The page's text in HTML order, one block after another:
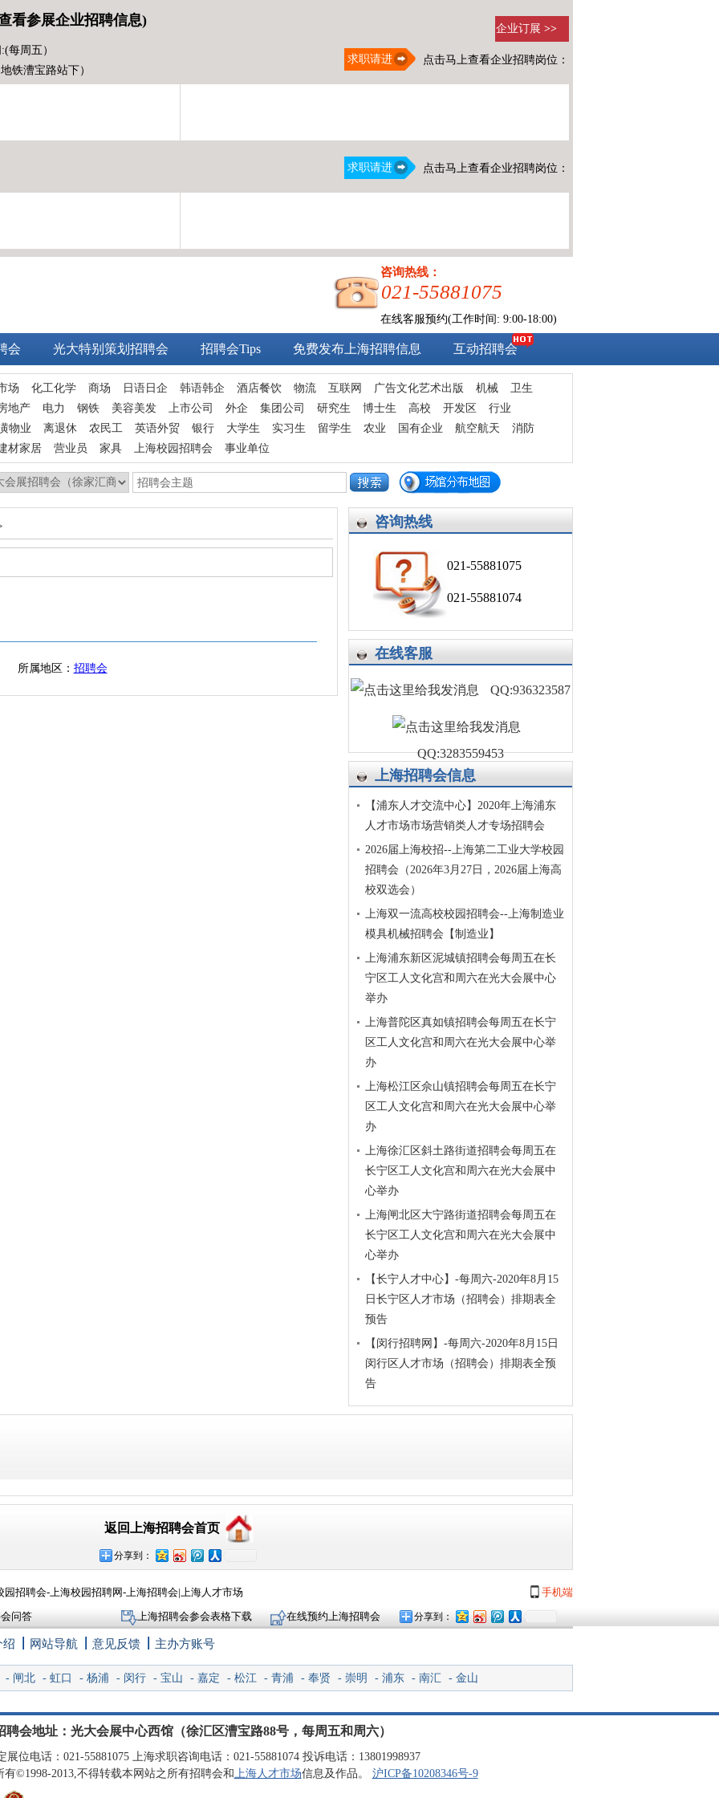
看参展企业招聘信息)
点击马上查看企业招聘岗位：
周五）
铁漕宝路站下）
求职请进
点击马上查看企业招聘岗位：
求职请进
企业订展 >>
咨询热线：
021-55881075
在线客服预约(工作时间: 9:00-18:00)
会 光大特别策划招聘会 招聘会Tips 免费发布上海招聘信息 互动招聘会
发布求职简历
场 化工化学 商场 日语日企 韩语韩企 酒店餐饮 物流 互联网 广告文化艺术出版 机械
卫生
地产 电力 钢铁 美容美发 上市公司 外企 集团公司 研究生 博士生 高校 开发区
行业
物业 离退休 农民工 英语外贸 银行 大学生 实习生 留学生 农业 国有企业 航空航天
消防
材家居 营业员 家具 上海校园招聘会 事业单位
咨询热线
021-55881075
021-55881074
在线客服
QQ:936323587
QQ:3283559453
上海招聘会信息
【浦东人才交流中心】2020年上海浦东
人才市场市场营销类人才专场招聘会
2026届上海校招--上海第二工业大学校园
招聘会（2026年3月27日，2026届上海高
校双选会）
上海双一流高校校园招聘会--上海制造业
模具机械招聘会【制造业】
上海浦东新区泥城镇招聘会每周五在长
宁区工人文化宫和周六在光大会展中心
举办
上海普陀区真如镇招聘会每周五在长宁
区工人文化宫和周六在光大会展中心举
办
上海松江区佘山镇招聘会每周五在长宁
区工人文化宫和周六在光大会展中心举
办
上海徐汇区斜土路街道招聘会每周五在
长宁区工人文化宫和周六在光大会展中
心举办
上海闸北区大宁路街道招聘会每周五在
长宁区工人文化宫和周六在光大会展中
心举办
【长宁人才中心】-每周六-2020年8月15
日长宁区人才市场（招聘会）排期表全
预告
【闵行招聘网】-每周六-2020年8月15日
闵行区人才市场（招聘会）排期表全预
告
所属地区： 招聘会
返回上海招聘会首页
分享到：
招聘会-上海校园招聘网-上海招聘会|上海人才市场
手机端
上海招聘会参会表格下载
在线预约上海招聘会
问答 分享到：
绍 网站导航 意见反馈 主办方账号
- 闸北 - 虹口 - 杨浦 - 闵行 - 宝山 - 嘉定 - 松江 - 青浦 - 奉贤 - 崇明 - 浦东 - 南汇 - 金山
聘会地址：光大会展中心西馆（徐汇区漕宝路88号，每周五和周六）
展位电话：021-55881075 上海求职咨询电话：021-55881074 投诉电话：13801998937
有©1998-2013,不得转载本网站之所有招聘会和上海人才市场信息及作品。 沪ICP备10208346号-9